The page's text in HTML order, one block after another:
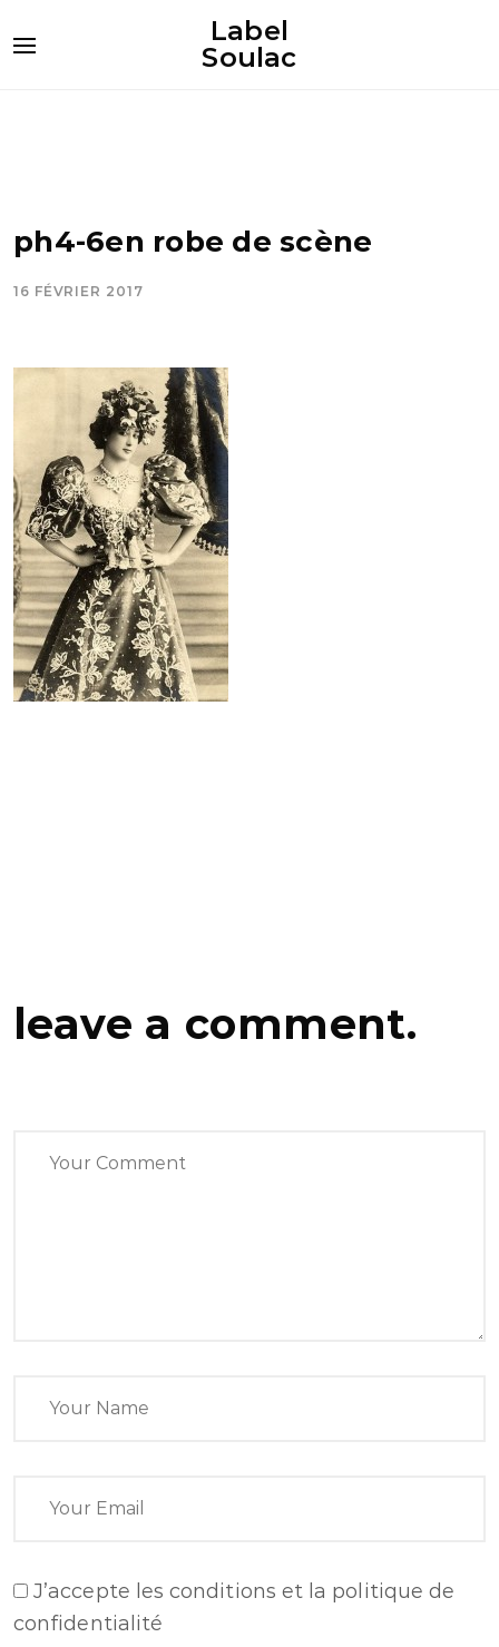
Label
Soulac
ph4-6en robe de scène
16 FÉVRIER 2017
leave a comment.
J’accepte les conditions et la politique de
confidentialité